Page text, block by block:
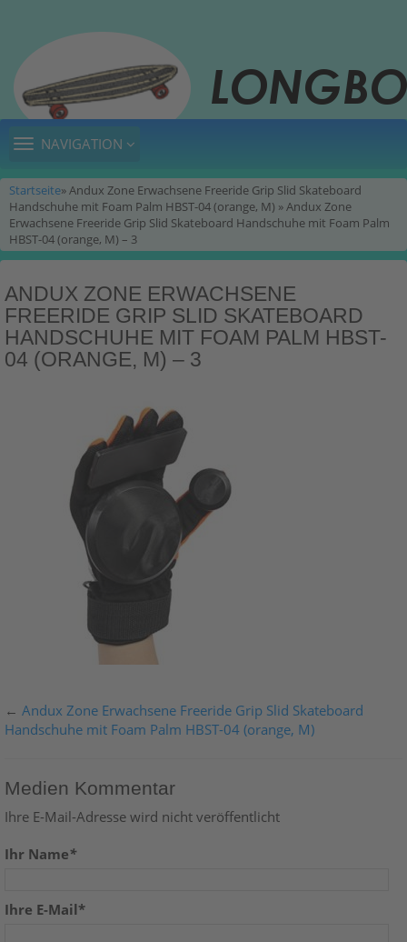
TOGGLE
NAVIGATION
Startseite» Andux Zone Erwachsene Freeride Grip Slid Skateboard
Handschuhe mit Foam Palm HBST-04 (orange, M) » Andux Zone
Erwachsene Freeride Grip Slid Skateboard Handschuhe mit Foam Palm
HBST-04 (orange, M) – 3
ANDUX ZONE ERWACHSENE
FREERIDE GRIP SLID SKATEBOARD
HANDSCHUHE MIT FOAM PALM HBST-
04 (ORANGE, M) – 3
← Andux Zone Erwachsene Freeride Grip Slid Skateboard
Handschuhe mit Foam Palm HBST-04 (orange, M)
Medien Kommentar
Ihre E-Mail-Adresse wird nicht veröffentlicht
Ihr Name*
Ihre E-Mail*